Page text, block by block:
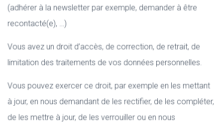
(adhérer à la newsletter par exemple, demander à être
recontacté(e), …)
Vous avez un droit d’accès, de correction, de retrait, de
limitation des traitements de vos données personnelles.
Vous pouvez exercer ce droit, par exemple en les mettant
à jour, en nous demandant de les rectifier, de les compléter,
de les mettre à jour, de les verrouiller ou en nous